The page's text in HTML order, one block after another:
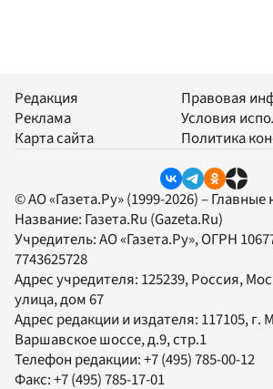
Редакция
Реклама
Карта сайта
Правовая
Условия
Политика
© АО «Газета.Ру» (1999-2026) –
Название: Газета.Ru (Gazeta.Ru)
Учредитель:АО «Газета.Ру», ОГРН
7743625728
Адрес учредителя: 125239, Россия,
улица, дом 67
Адрес редакции и издателя: 117105, г.
Варшавское шоссе, д.9, стр.1
Телефон редакции:+7 (495) 785-00-12
Факс:+7 (495) 785-17-01